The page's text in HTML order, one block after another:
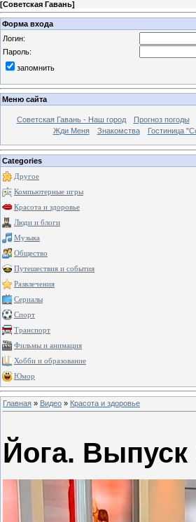
[Советская Гавань]
Форма входа
Логин:
Пароль:
запомнить
Меню сайта
Советская Гавань - Наш город Прогноз погоды
Жди Меня
Знакомства Гостиница
Categories
Другое
Компьютерные игры
Красота и здоровье
Люди и блоги
Музыка
Общество
Путешествия и события
Развлечения
Сериалы
Спорт
Транспорт
Фильмы и анимация
Хобби и образование
Юмор
Главная » Видео » Красота и здоровье
Йога. Выпуск